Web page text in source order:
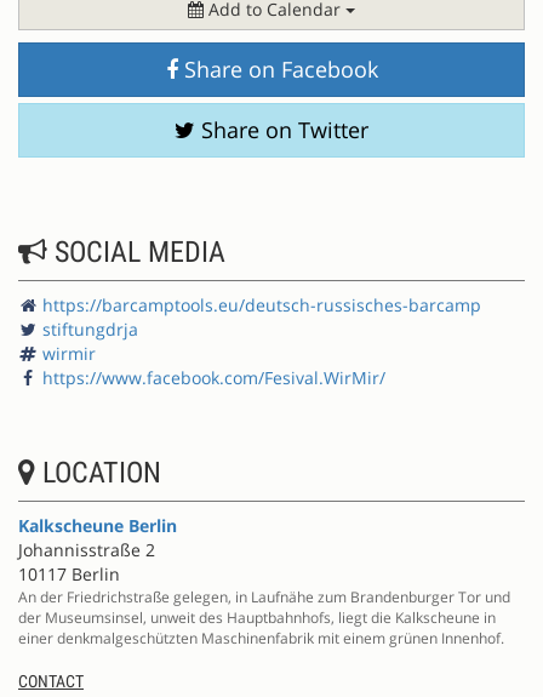
Add to Calendar
Share on Facebook
Share on Twitter
SOCIAL MEDIA
https://barcamptools.eu/deutsch-russisches-barcamp
stiftungdrja
wirmir
https://www.facebook.com/Fesival.WirMir/
LOCATION
Kalkscheune Berlin
Johannisstraße 2
10117 Berlin
An der Friedrichstraße gelegen, in Laufnähe zum Brandenburger Tor und
der Museumsinsel, unweit des Hauptbahnhofs, liegt die Kalkscheune in
einer denkmalgeschützten Maschinenfabrik mit einem grünen Innenhof.
CONTACT